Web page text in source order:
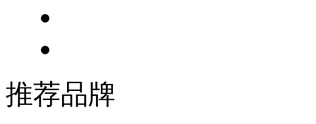
推荐品牌